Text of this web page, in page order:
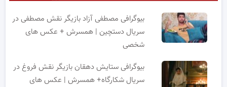
بیوگرافی مصطفی آزاد بازیگر نقش مصطفی در
سریال دستچین | همسرش + عکس های
شخصی
بیوگرافی ستایش دهقان بازیگر نقش فروغ در
سریال شکارگاه+ همسرش | عکس های